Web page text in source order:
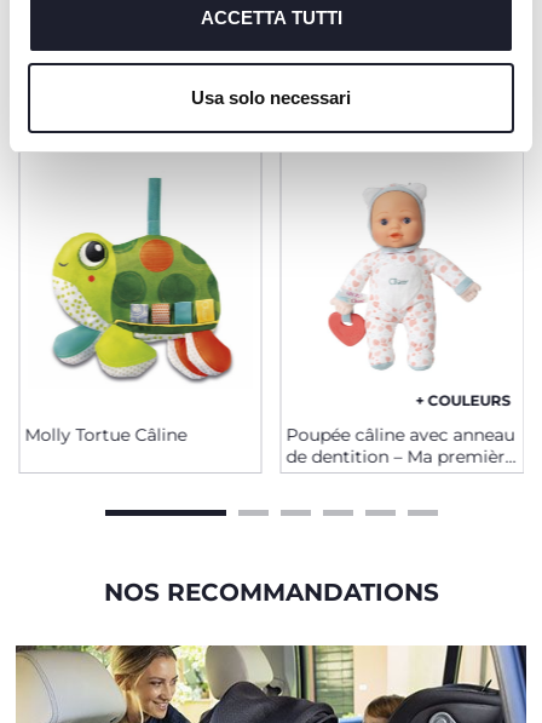
ACCETTA TUTTI
Usa solo necessari
PRODUITS POUVANT VOUS
INTÉRESSER
Molly Tortue Câline
+ COULEURS
Poupée câline avec anneau
de dentition – Ma première
poupée
NOS RECOMMANDATIONS